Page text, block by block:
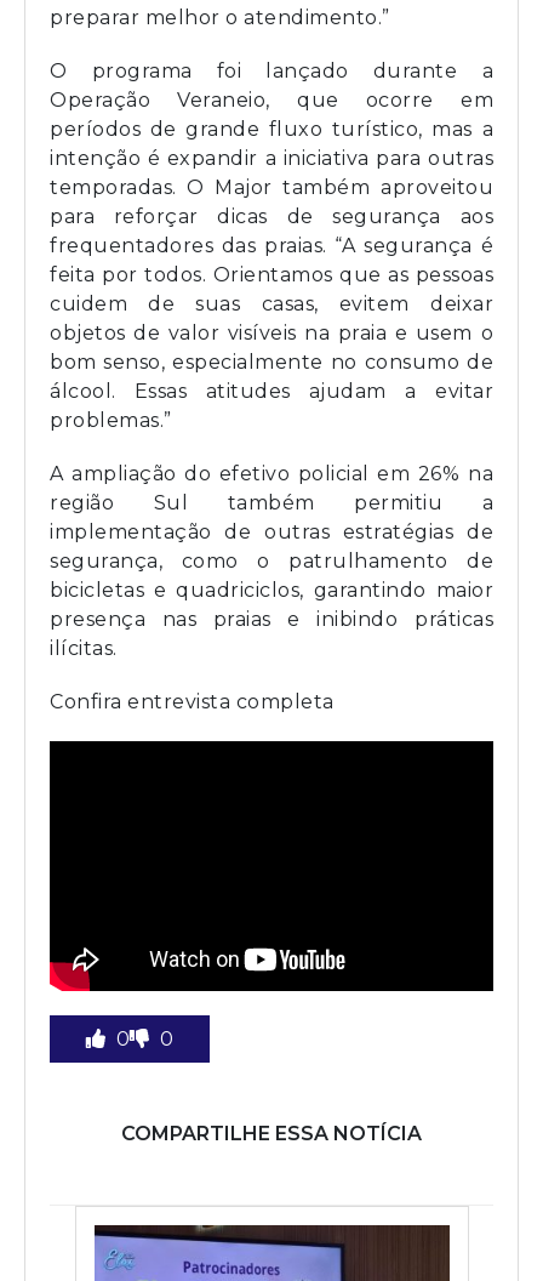
preparar melhor o atendimento.”
O programa foi lançado durante a
Operação Veraneio, que ocorre em
períodos de grande fluxo turístico, mas a
intenção é expandir a iniciativa para outras
temporadas. O Major também aproveitou
para reforçar dicas de segurança aos
frequentadores das praias. “A segurança é
feita por todos. Orientamos que as pessoas
cuidem de suas casas, evitem deixar
objetos de valor visíveis na praia e usem o
bom senso, especialmente no consumo de
álcool. Essas atitudes ajudam a evitar
problemas.”
A ampliação do efetivo policial em 26% na
região Sul também permitiu a
implementação de outras estratégias de
segurança, como o patrulhamento de
bicicletas e quadriciclos, garantindo maior
presença nas praias e inibindo práticas
ilícitas.
Confira entrevista completa
0 0
COMPARTILHE ESSA NOTÍCIA